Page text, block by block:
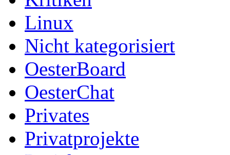
Linux
Nicht kategorisiert
OesterBoard
OesterChat
Privates
Privatprojekte